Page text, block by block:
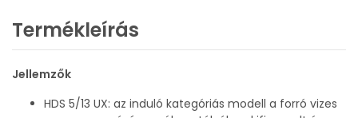
Termékleírás
Jellemzők
HDS 5/13 UX: az induló kategóriás modell a forró vizes